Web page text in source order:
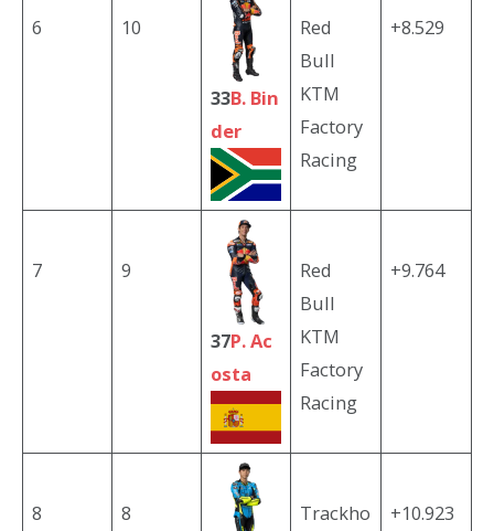
6 10
33B. Bin
der
Red
Bull
KTM
Factory
Racing
+8.529
7 9
37P. Ac
osta
Red
Bull
KTM
Factory
Racing
+9.764
8 8
Trackho
+10.923